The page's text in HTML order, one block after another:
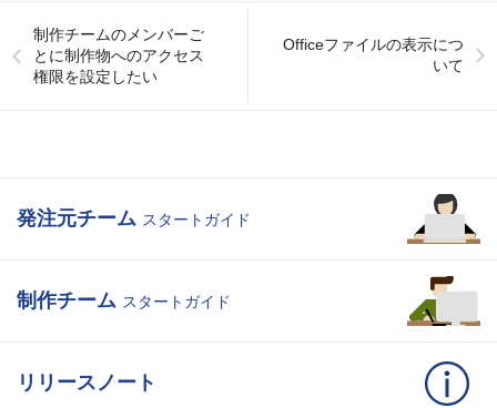
制作チームのメンバーご
とに制作物へのアクセス
権限を設定したい
Officeファイルの表示につ
いて
発注元チーム スタートガイド
制作チーム スタートガイド
リリースノート